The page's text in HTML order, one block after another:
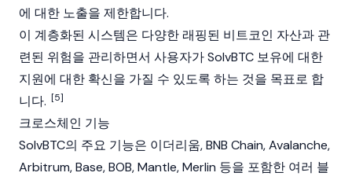
에 대한 노출을 제한합니다.
이 계층화된 시스템은 다양한 래핑된 비트코인 자산과 관
련된 위험을 관리하면서 사용자가 SolvBTC 보유에 대한
지원에 대한 확신을 가질 수 있도록 하는 것을 목표로 합
니다. [5]
크로스체인 기능
SolvBTC의 주요 기능은 이더리움,BNB Chain,Avalanche,
Arbitrum,Base, BOB, Mantle, Merlin 등을 포함한 여러 블